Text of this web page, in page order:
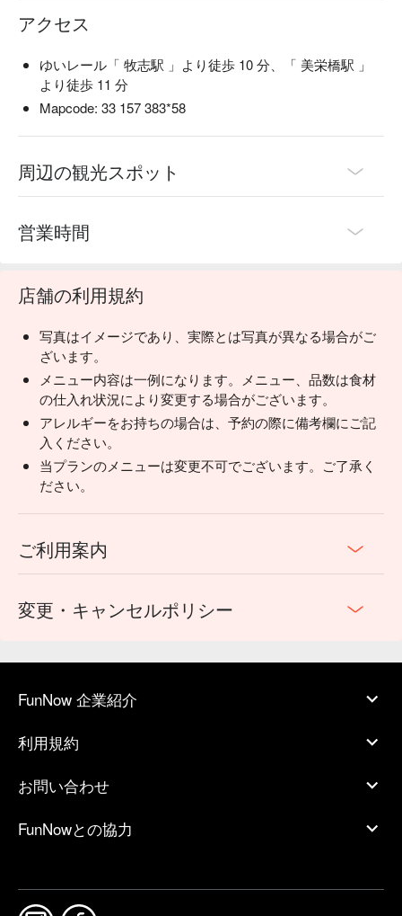
アクセス
ゆいレール「 牧志駅 」より徒歩 10 分、「 美栄橋駅 」
より徒歩 11 分
Mapcode: 33 157 383*58
周辺の観光スポット
営業時間
店舗の利用規約
写真はイメージであり、実際とは写真が異なる場合がご
ざいます。
メニュー内容は一例になります。メニュー、品数は食材
の仕入れ状況により変更する場合がございます。
アレルギーをお持ちの場合は、予約の際に備考欄にご記
入ください。
当プランのメニューは変更不可でございます。ご了承く
ださい。
ご利用案内
変更・キャンセルポリシー
FunNow 企業紹介
利用規約
お問い合わせ
FunNowとの協力